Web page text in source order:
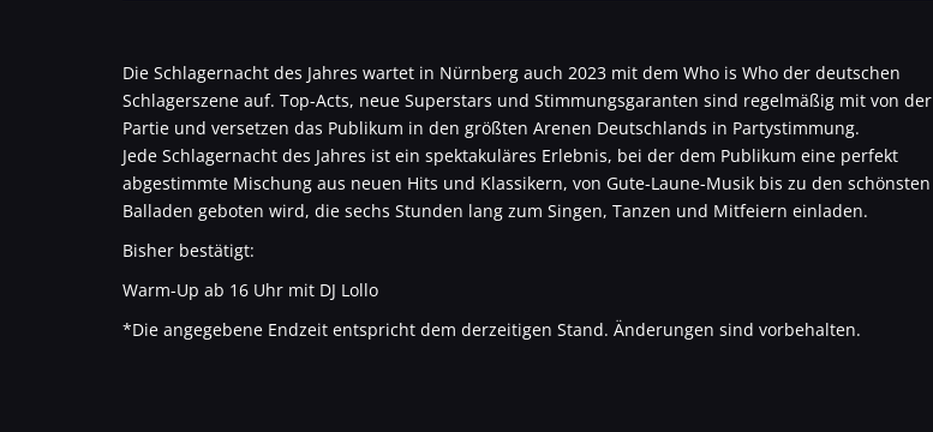
Die Schlagernacht des Jahres wartet in Nürnberg auch 2023 mit dem Who is Who der deutschen
Schlagerszene auf. Top-Acts, neue Superstars und Stimmungsgaranten sind regelmäßig mit von der
Partie und versetzen das Publikum in den größten Arenen Deutschlands in Partystimmung.
Jede Schlagernacht des Jahres ist ein spektakuläres Erlebnis, bei der dem Publikum eine perfekt
abgestimmte Mischung aus neuen Hits und Klassikern, von Gute-Laune-Musik bis zu den schönsten
Balladen geboten wird, die sechs Stunden lang zum Singen, Tanzen und Mitfeiern einladen.
Bisher bestätigt:
Warm-Up ab 16 Uhr mit DJ Lollo
*Die angegebene Endzeit entspricht dem derzeitigen Stand. Änderungen sind vorbehalten.